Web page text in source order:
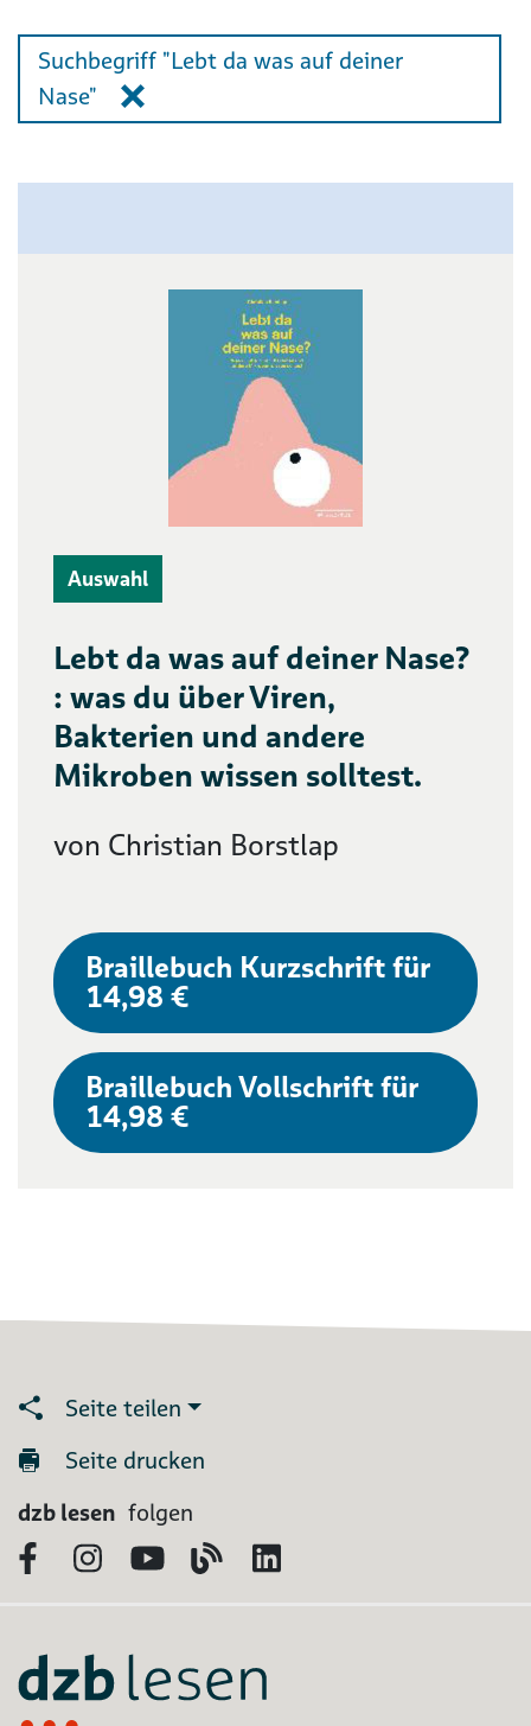
Suchbegriff "Lebt da was auf deiner
Nase"
Auswahl
Lebt da was auf deiner Nase?
: was du über Viren,
Bakterien und andere
Mikroben wissen solltest.
von Christian Borstlap
Braillebuch Kurzschrift für
14,98 €
Braillebuch Vollschrift für
14,98 €
Seite teilen
Seite drucken
dzb lesen folgen
FacebookInstagram
YouTubeBlog